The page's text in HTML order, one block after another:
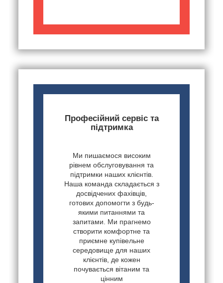
Професійний сервіс та
підтримка
Ми пишаємося високим
рівнем обслуговування та
підтримки наших клієнтів.
Наша команда складається з
досвідчених фахівців,
готових допомогти з будь-
якими питаннями та
запитами. Ми прагнемо
створити комфортне та
приємне купівельне
середовище для наших
клієнтів, де кожен
почувається вітаним та
цінним